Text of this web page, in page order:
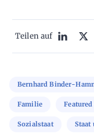
Teilen auf
Bernhard Binder-
Familie
Sozialstaat Staat